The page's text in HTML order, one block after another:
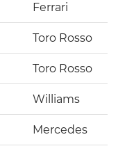
Ferrari
Toro Rosso
Toro Rosso
Williams
Mercedes